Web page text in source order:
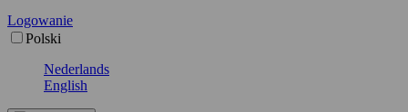
Logowanie
Polski
Nederlands
English